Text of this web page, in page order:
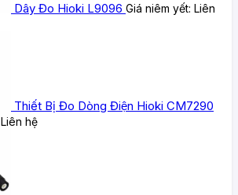
Dây Đo Hioki L9096 Giá niêm yết: Liên
Thiết Bị Đo Dòng Điện Hioki CM7290
Liên hệ